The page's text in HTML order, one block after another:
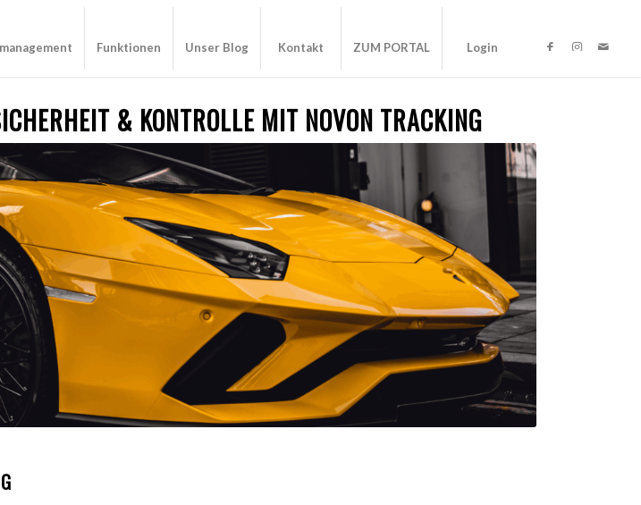
Funktionen Unser Blog Kontakt ZUM PORTAL Login
& KONTROLLE MIT NOVON TRACKING